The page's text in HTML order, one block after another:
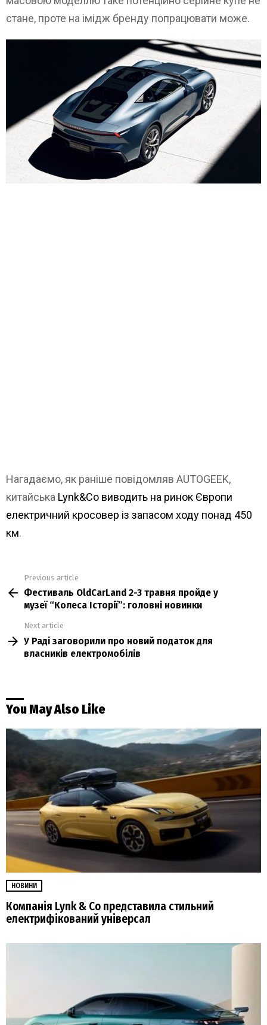
стане, проте на імідж бренду попрацювати може.
Нагадаємо, як раніше повідомляв AUTOGEEK,
китайська Lynk&Co виводить на ринок Європи
електричний кросовер із запасом ходу понад 450
км.
more
Previous article
Фестиваль OldCarLand 2-3 травня пройде у
музеї “Колеса Історії”: головні новинки
Next article
У Раді заговорили про новий податок для
власників електромобілів
You May Also Like
НОВИНИ
Компанія Lynk & Co представила стильний
електрифікований універсал